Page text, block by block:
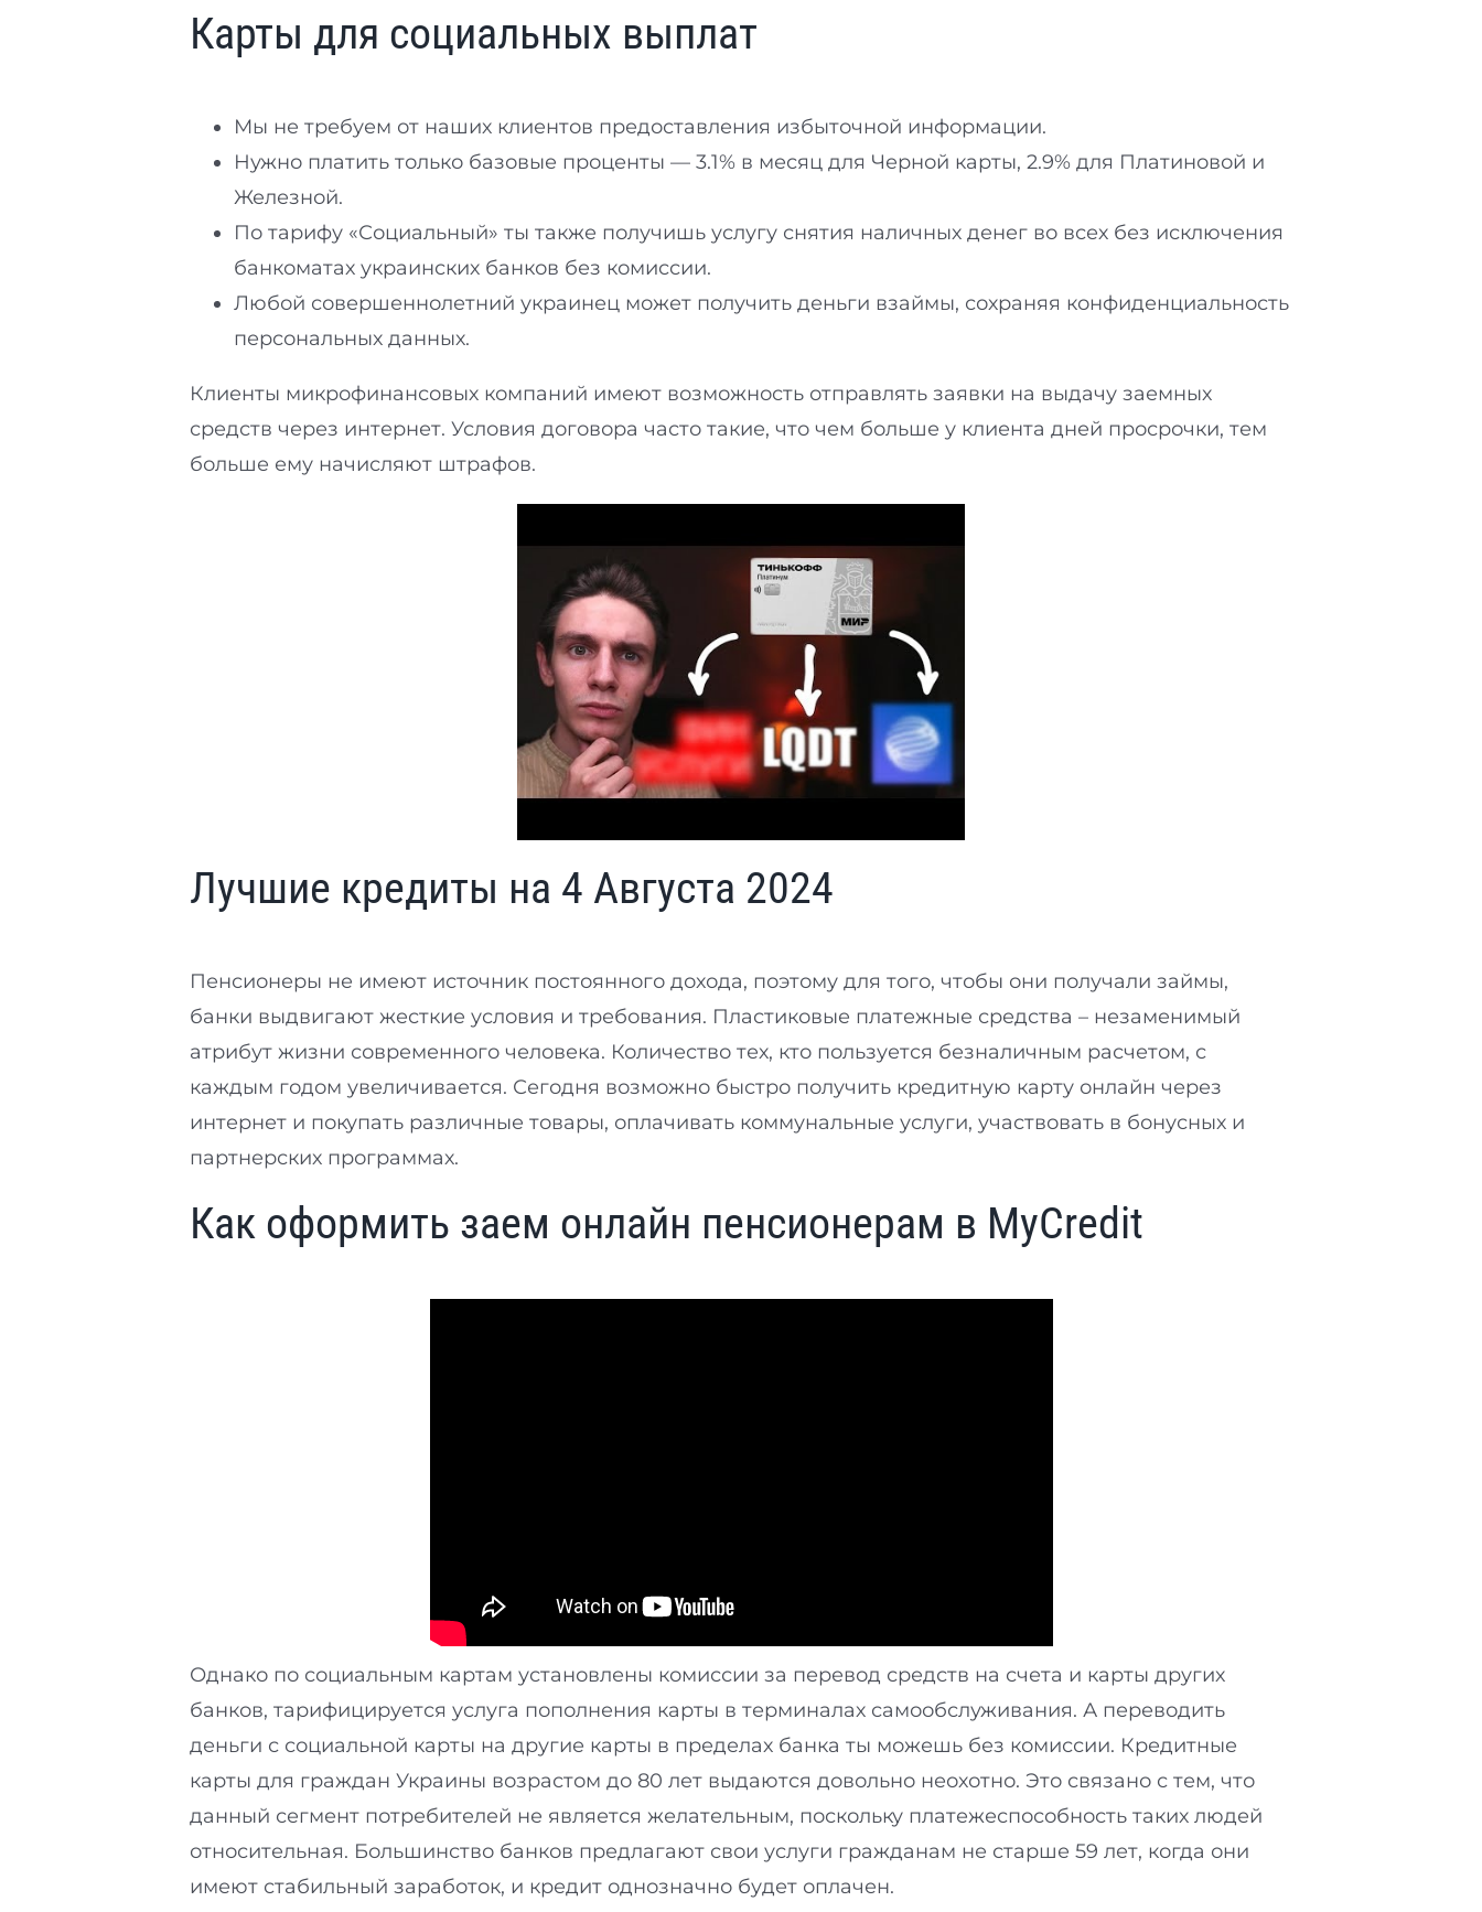
Карты для социальных выплат
Мы не требуем от наших клиентов предоставления избыточной информации.
Нужно платить только базовые проценты — 3.1% в месяц для Черной карты, 2.9% для Платиновой и
Железной.
По тарифу «Социальный» ты также получишь услугу снятия наличных денег во всех без исключения
банкоматах украинских банков без комиссии.
Любой совершеннолетний украинец может получить деньги взаймы, сохраняя конфиденциальность
персональных данных.
Клиенты микрофинансовых компаний имеют возможность отправлять заявки на выдачу заемных
средств через интернет. Условия договора часто такие, что чем больше у клиента дней просрочки, тем
больше ему начисляют штрафов.
Лучшие кредиты на 4 Августа 2024
Пенсионеры не имеют источник постоянного дохода, поэтому для того, чтобы они получали займы,
банки выдвигают жесткие условия и требования. Пластиковые платежные средства – незаменимый
атрибут жизни современного человека. Количество тех, кто пользуется безналичным расчетом, с
каждым годом увеличивается. Сегодня возможно быстро получить кредитную карту онлайн через
интернет и покупать различные товары, оплачивать коммунальные услуги, участвовать в бонусных и
партнерских программах.
Как оформить заем онлайн пенсионерам в MyCredit
Однако по социальным картам установлены комиссии за перевод средств на счета и карты других
банков, тарифицируется услуга пополнения карты в терминалах самообслуживания. А переводить
деньги с социальной карты на другие карты в пределах банка ты можешь без комиссии. Кредитные
карты для граждан Украины возрастом до 80 лет выдаются довольно неохотно. Это связано с тем, что
данный сегмент потребителей не является желательным, поскольку платежеспособность таких людей
относительная. Большинство банков предлагают свои услуги гражданам не старше 59 лет, когда они
имеют стабильный заработок, и кредит однозначно будет оплачен.